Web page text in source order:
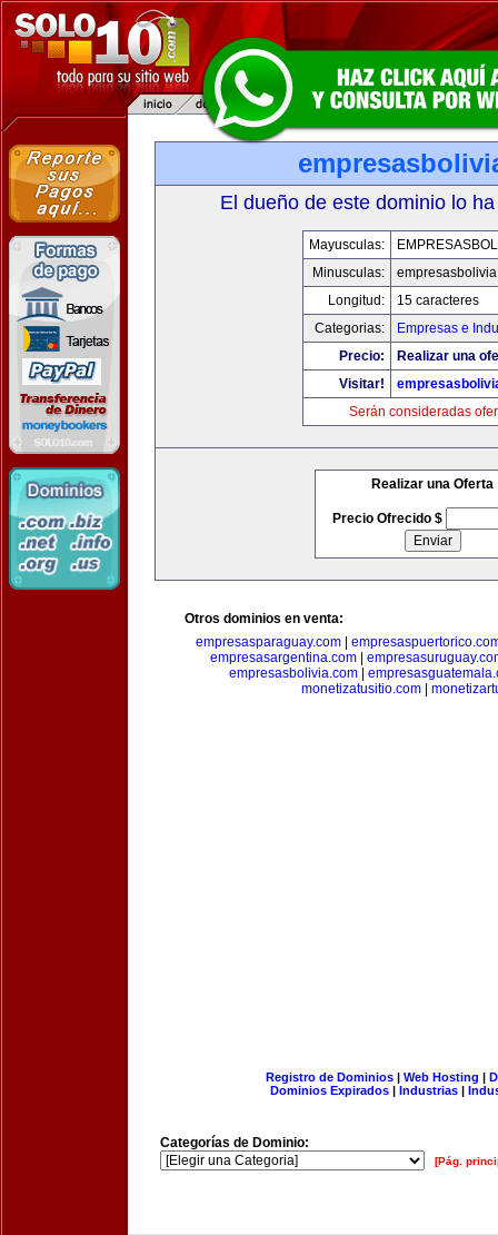
El dueño de este dominio lo
Mayusculas:
Minusculas:
Longitud:
15 caracteres
Categorias:
Empresas e
Precio:
Realizar una
Visitar!
Serán consideradas
Realizar una Oferta
Precio Ofrecido $
Otros dominios en venta:
empresasparaguay.com|
empresasargentina.com|
empresasbolivia.com
monetizatusitio.com
Registro de Dominios| Web Hosting |
Dominios Expirados | Industrias |
Categorías de Dominio:
[Pág.